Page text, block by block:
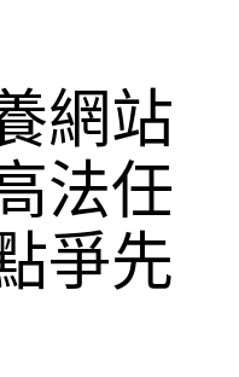
網站
法任
爭先